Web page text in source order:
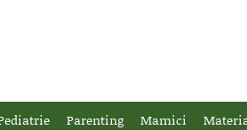
Parenting Mamici